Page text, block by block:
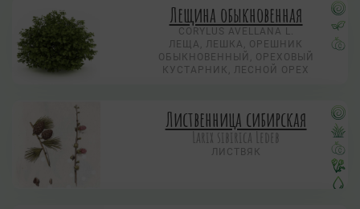
Лещина обыкновенная
CORYLUS AVELLANA L.
ЛЕЩА, ЛЕШКА, ОРЕШНИК
ОБЫКНОВЕННЫЙ, ОРЕХОВЫЙ
КУСТАРНИК, ЛЕСНОЙ ОРЕХ
Лиственница сибирская
Larix sibirica Ledeb
ЛИСТВЯК